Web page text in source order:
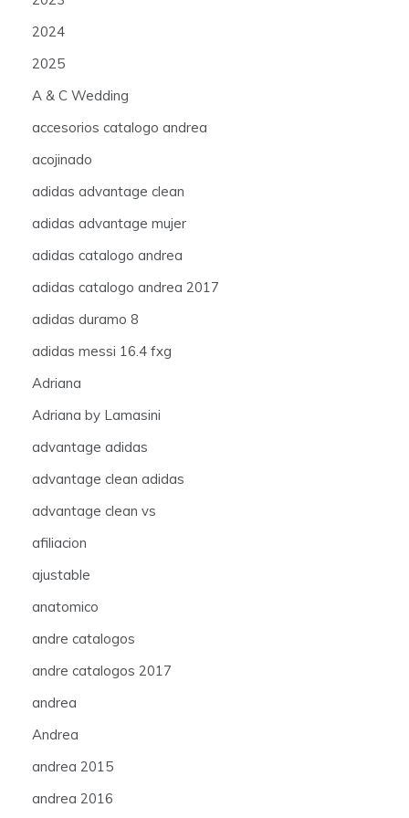
2024
2025
A & C Wedding
accesorios catalogo andrea
acojinado
adidas advantage clean
adidas advantage mujer
adidas catalogo andrea
adidas catalogo andrea 2017
adidas duramo 8
adidas messi 16.4 fxg
Adriana
Adriana by Lamasini
advantage adidas
advantage clean adidas
advantage clean vs
afiliacion
ajustable
anatomico
andre catalogos
andre catalogos 2017
andrea
Andrea
andrea 2015
andrea 2016